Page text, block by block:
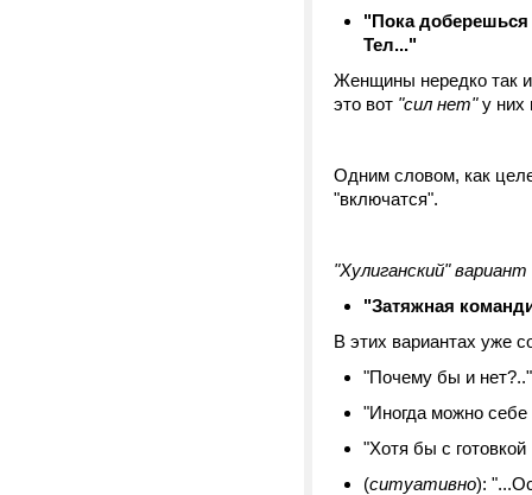
"Пока доберешься
Тел..."
Женщины нередко так и
это вот "сил нет"у них
Одним словом, как
"включатся".
"Хулиганский"
"Затяжная
В этих вариантах уже
"Почему бы и
"Иногда можно себе
"Хотя бы с
(ситуативно):